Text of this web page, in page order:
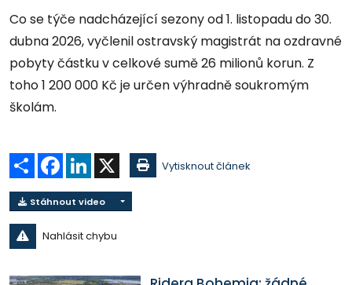
Co se týče nadcházející sezony od 1. listopadu do 30.
dubna 2026, vyčlenil ostravský magistrát na ozdravné
pobyty částku v celkové sumě 26 milionů korun. Z
toho 1 200 000 Kč je určen výhradně soukromým
školám.
Sdílet Facebook
LinkedIn Vytisknout článek
Stáhnout video
Nahlásit chybu